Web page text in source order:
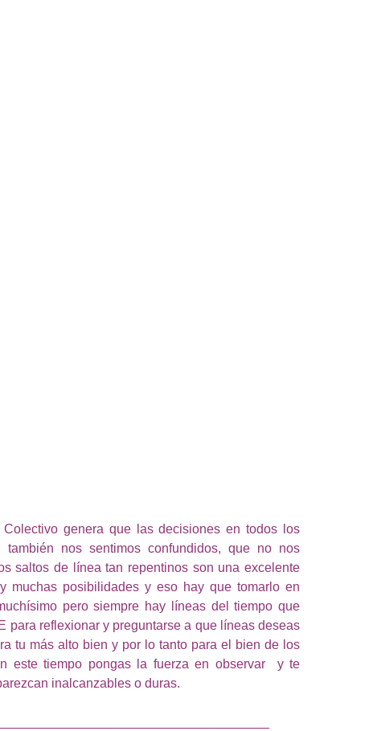
genera que las decisiones en todos los
nos sentimos confundidos, que no nos
saltos de línea tan repentinos son una excelente
muchas posibilidades y eso hay que tomarlo en
pero siempre hay líneas del tiempo que
para reflexionar y preguntarse a que líneas deseas
tu más alto bien y por lo tanto para el bien de los
este tiempo pongas la fuerza en observar  y te
inalcanzables o duras.